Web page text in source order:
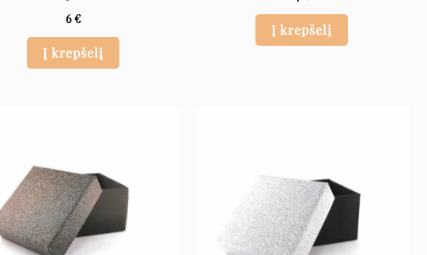
6€
Į krepšelį
Į krepšelį